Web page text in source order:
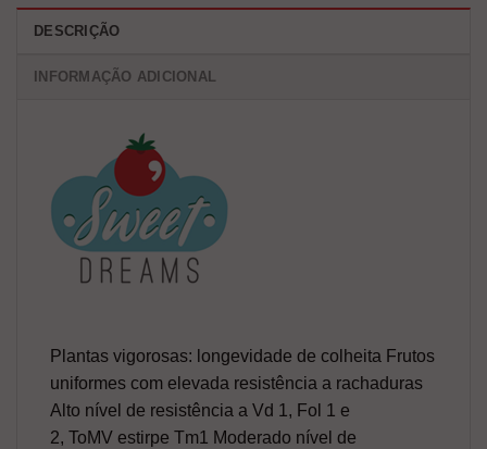
DESCRIÇÃO
INFORMAÇÃO ADICIONAL
Plantas vigorosas: longevidade de colheita Frutos
uniformes com elevada resistência a rachaduras
Alto nível de resistência a Vd 1, Fol 1 e
2, ToMV estirpe Tm1 Moderado nível de